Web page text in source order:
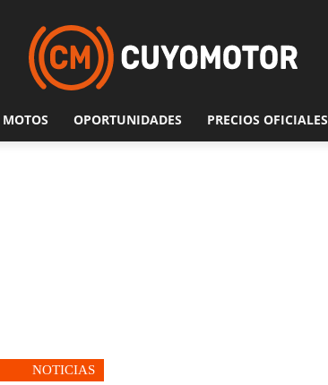
MOTOS OPORTUNIDADES PRECIOS OFICIALES
NOTICIAS